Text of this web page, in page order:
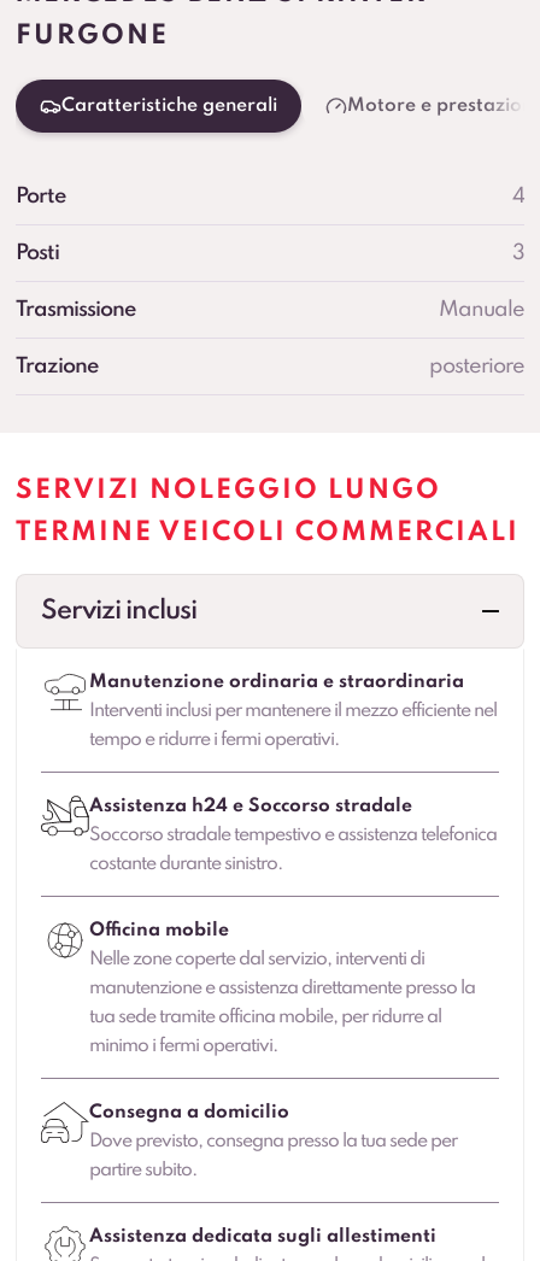
FURGONE
Caratteristiche generali Motore e prestazioni
Porte 4
Posti 3
Trasmissione Manuale
Trazione posteriore
SERVIZI NOLEGGIO LUNGO
TERMINE VEICOLI COMMERCIALI
Servizi inclusi
Manutenzione ordinaria e straordinaria
Interventi inclusi per mantenere il mezzo efficiente nel
tempo e ridurre i fermi operativi.
Assistenza h24 e Soccorso stradale
Soccorso stradale tempestivo e assistenza telefonica
costante durante sinistro.
Officina mobile
Nelle zone coperte dal servizio, interventi di
manutenzione e assistenza direttamente presso la
tua sede tramite officina mobile, per ridurre al
minimo i fermi operativi.
Consegna a domicilio
Dove previsto, consegna presso la tua sede per
partire subito.
Assistenza dedicata sugli allestimenti